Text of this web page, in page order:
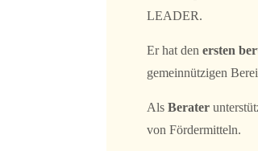
LEADER.
Er hat den ersten
gemeinnützigen
Als Berater
von Fördermitteln.